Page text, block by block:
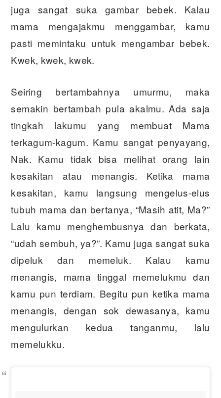
juga sangat suka gambar bebek. Kalau
mama mengajakmu menggambar, kamu
pasti memintaku untuk mengambar bebek.
Kwek, kwek, kwek.
Seiring bertambahnya umurmu, maka
semakin bertambah pula akalmu. Ada saja
tingkah lakumu yang membuat Mama
terkagum-kagum. Kamu sangat penyayang,
Nak. Kamu tidak bisa melihat orang lain
kesakitan atau menangis. Ketika mama
kesakitan, kamu langsung mengelus-elus
tubuh mama dan bertanya, “Masih atit, Ma?”
Lalu kamu menghembusnya dan berkata,
“udah sembuh, ya?”. Kamu juga sangat suka
dipeluk dan memeluk. Kalau kamu
menangis, mama tinggal memelukmu dan
kamu pun terdiam. Begitu pun ketika mama
menangis, dengan sok dewasanya, kamu
mengulurkan kedua tanganmu, lalu
memelukku.